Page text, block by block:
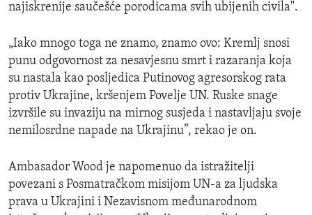
najiskrenije saučešće porodicama svih ubijenih civila".
„Iako mnogo toga ne znamo, znamo ovo: Kremlj snosi
punu odgovornost za nesavjesnu smrt i razaranja koja
su nastala kao posljedica Putinovog agresorskog rata
protiv Ukrajine, kršenjem Povelje UN. Ruske snage
izvršile su invaziju na mirnog susjeda i nastavljaju svoje
nemilosrdne napade na Ukrajinu”, rekao je on.
Ambasador Wood je napomenuo da istražitelji
povezani s Posmatračkom misijom UN-a za ljudska
prava u Ukrajini i Nezavisnom međunarodnom